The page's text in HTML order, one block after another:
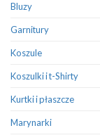
Bluzy
Garnitury
Koszule
Koszulki i t-Shirty
Kurtki i płaszcze
Marynarki